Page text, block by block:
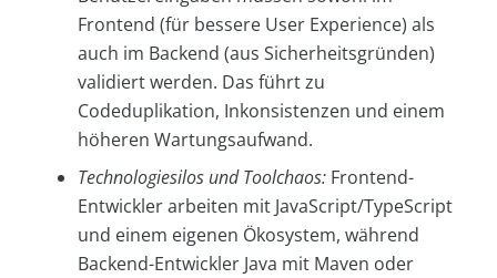
Frontend (für bessere User Experience) als
auch im Backend (aus Sicherheitsgründen)
validiert werden. Das führt zu
Codeduplikation, Inkonsistenzen und einem
höheren Wartungsaufwand.
Technologiesilos und Toolchaos: Frontend-
Entwickler arbeiten mit JavaScript/TypeScript
und einem eigenen Ökosystem, während
Backend-Entwickler Java mit Maven oder